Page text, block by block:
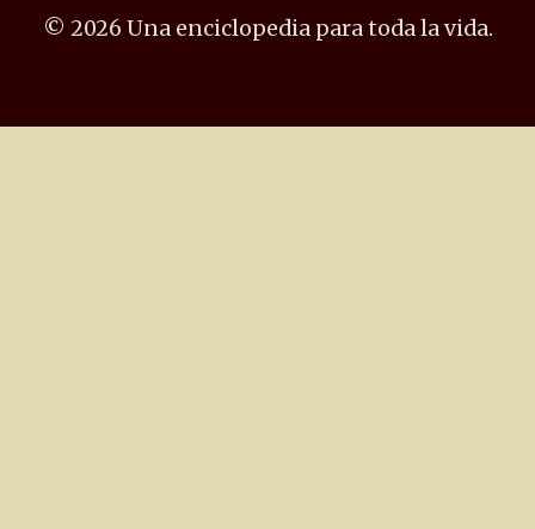
© 2026 Una enciclopedia para toda la vida.